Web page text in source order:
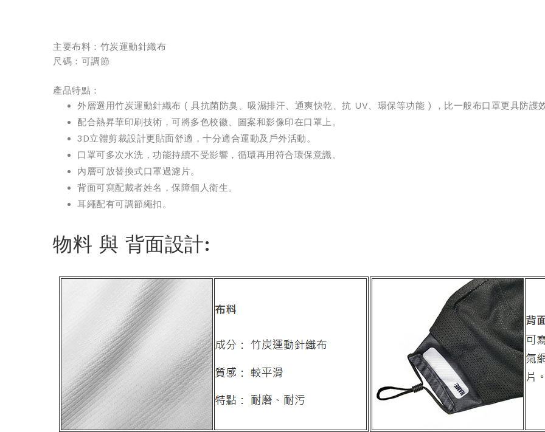
主要布料：竹炭運動針織布
尺碼：可調節
產品特點：
外層選用竹炭運動針織布 ( 具抗菌防臭、吸濕排汗、通爽快乾、抗 UV、環保等功能 ) ，比一般布口罩更具防護
配合熱昇華印刷技術，可將多色校徽、圖案和影像印在口罩上。
3D立體剪裁設計更貼面舒適，十分適合運動及戶外活動。
口罩可多次水洗，功能持續不受影響，循環再用符合環保意識。
內層可放替換式口罩過濾片。
背面可寫配戴者姓名，保障個人衛生。
耳繩配有可調節繩扣。
物料 與 背面設計: